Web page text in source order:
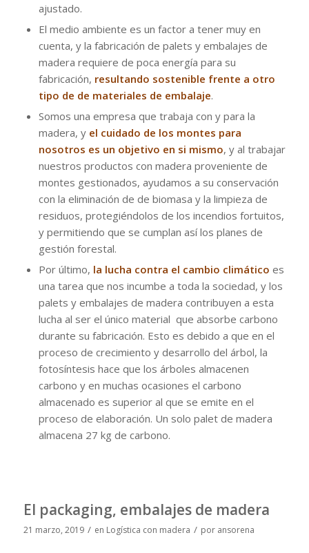
ajustado.
El medio ambiente es un factor a tener muy en
cuenta, y la fabricación de palets y embalajes de
madera requiere de poca energía para su
fabricación, resultando sostenible frente a otro
tipo de de materiales de embalaje.
Somos una empresa que trabaja con y para la
madera, y el cuidado de los montes para
nosotros es un objetivo en si mismo, y al trabajar
nuestros productos con madera proveniente de
montes gestionados, ayudamos a su conservación
con la eliminación de de biomasa y la limpieza de
residuos, protegiéndolos de los incendios fortuitos,
y permitiendo que se cumplan así los planes de
gestión forestal.
Por último, la lucha contra el cambio climático es
una tarea que nos incumbe a toda la sociedad, y los
palets y embalajes de madera contribuyen a esta
lucha al ser el único material que absorbe carbono
durante su fabricación. Esto es debido a que en el
proceso de crecimiento y desarrollo del árbol, la
fotosíntesis hace que los árboles almacenen
carbono y en muchas ocasiones el carbono
almacenado es superior al que se emite en el
proceso de elaboración. Un solo palet de madera
almacena 27 kg de carbono.
El packaging, embalajes de madera
21 marzo, 2019 / en Logística con madera / por ansorena